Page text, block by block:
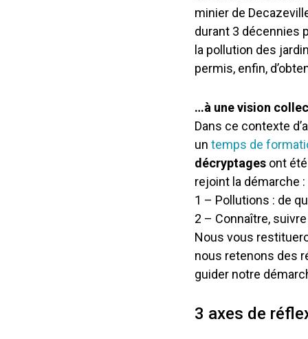
minier de
durant 3 décennies
la pollution des
permis, enfin,
…à une vision
Dans ce contexte
un temps de
décryptages ont
rejoint la démarche :
1 – Pollutions : de
2 – Connaître,
Nous vous
nous retenons des
guider notre
3 axes de